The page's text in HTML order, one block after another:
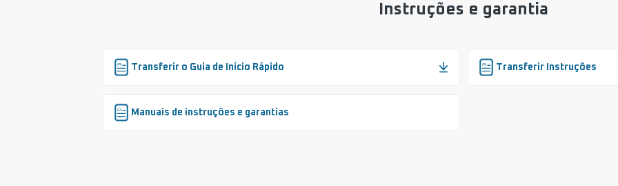
Instruções e garantia
Transferir o Guia de Início Rápido Transferir Instruções
Manuais de instruções e garantias